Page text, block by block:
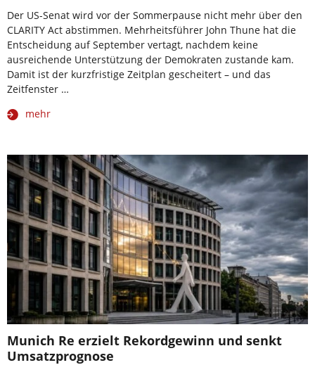
Der US-Senat wird vor der Sommerpause nicht mehr über den
CLARITY Act abstimmen. Mehrheitsführer John Thune hat die
Entscheidung auf September vertagt, nachdem keine
ausreichende Unterstützung der Demokraten zustande kam.
Damit ist der kurzfristige Zeitplan gescheitert – und das
Zeitfenster …
mehr
Munich Re erzielt Rekordgewinn und senkt
Umsatzprognose